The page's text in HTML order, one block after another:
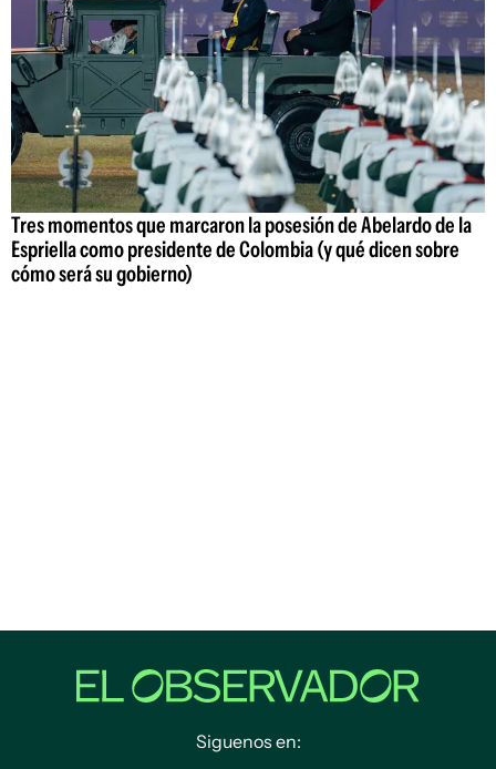
Tres momentos que marcaron la posesión de Abelardo de la
Espriella como presidente de Colombia (y qué dicen sobre
cómo será su gobierno)
Siguenos en: